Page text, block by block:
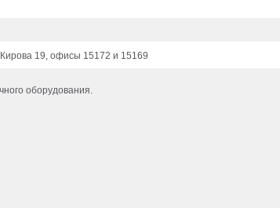
Кирова 19, офисы 15172 и 15169
оборудования.